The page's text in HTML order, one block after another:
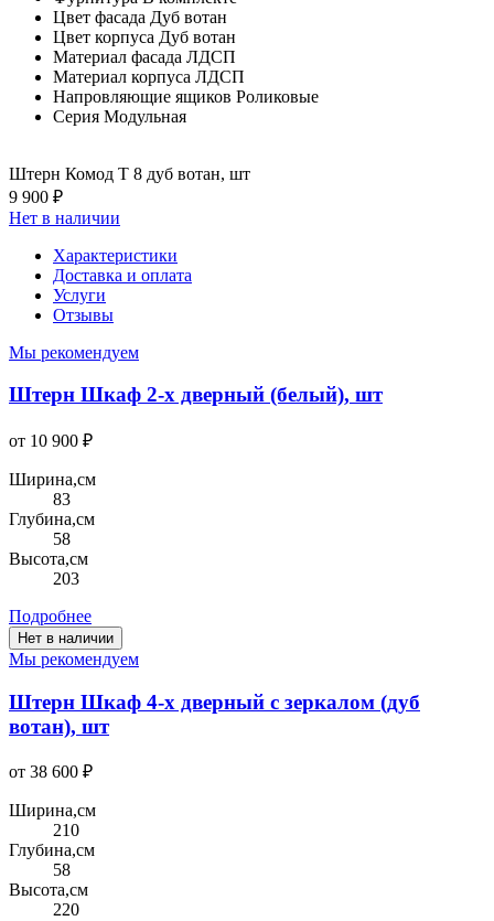
Цвет фасада Дуб вотан
Цвет корпуса Дуб вотан
Материал фасада ЛДСП
Материал корпуса ЛДСП
Напровляющие ящиков Роликовые
Серия Модульная
Штерн Комод Т 8 дуб вотан, шт
9 900 ₽
Нет в наличии
Характеристики
Доставка и оплата
Услуги
Отзывы
Мы рекомендуем
Штерн Шкаф 2-х дверный (белый), шт
от 10 900 ₽
Ширина,см
83
Глубина,см
58
Высота,см
203
Подробнее
Нет в наличии
Мы рекомендуем
Штерн Шкаф 4-х дверный с зеркалом (дуб
вотан), шт
от 38 600 ₽
Ширина,см
210
Глубина,см
58
Высота,см
220